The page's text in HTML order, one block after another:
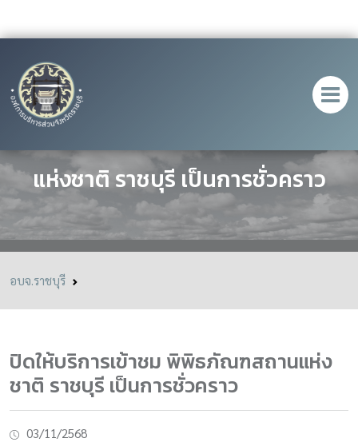
ปิดให้บริการเข้าชม พิพิธภัณฑสถาน
แห่งชาติ ราชบุรี เป็นการชั่วคราว
อบจ.ราชบุรี
ปิดให้บริการเข้าชม พิพิธภัณฑสถานแห่ง
ชาติ ราชบุรี เป็นการชั่วคราว
03/11/2568